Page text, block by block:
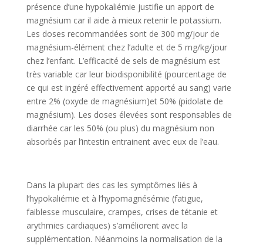
présence d’une hypokaliémie justifie un apport de
magnésium car il aide à mieux retenir le potassium.
Les doses recommandées sont de 300 mg/jour de
magnésium-élément chez l’adulte et de 5 mg/kg/jour
chez l’enfant. L’efficacité de sels de magnésium est
très variable car leur biodisponibilité (pourcentage de
ce qui est ingéré effectivement apporté au sang) varie
entre 2% (oxyde de magnésium)et 50% (pidolate de
magnésium). Les doses élevées sont responsables de
diarrhée car les 50% (ou plus) du magnésium non
absorbés par l’intestin entrainent avec eux de l’eau.
Dans la plupart des cas les symptômes liés à
l’hypokaliémie et à l’hypomagnésémie (fatigue,
faiblesse musculaire, crampes, crises de tétanie et
arythmies cardiaques) s’améliorent avec la
supplémentation. Néanmoins la normalisation de la